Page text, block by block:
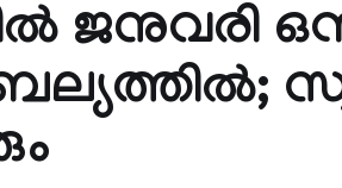
ജനുവരി